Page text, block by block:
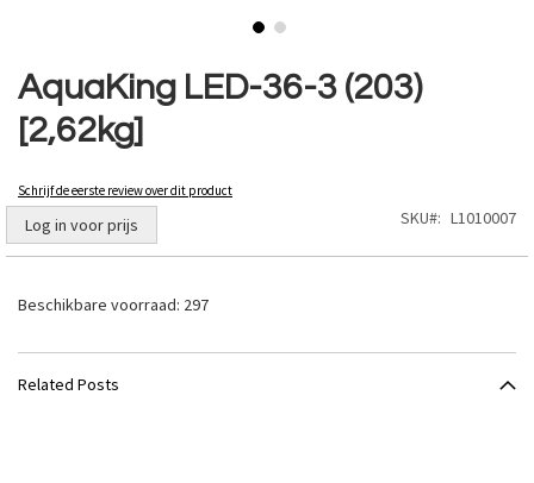
AquaKing LED-36-3 (203)
[2,62kg]
Schrijf de eerste review over dit product
Log in voor prijs SKU L1010007
Beschikbare voorraad: 297
naar
het
begin
van
afbeeldingen-
gallerij
Related Posts